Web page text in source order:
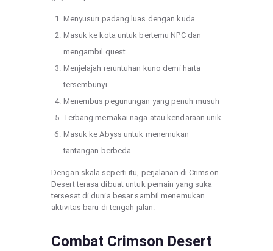
Menyusuri padang luas dengan kuda
Masuk ke kota untuk bertemu NPC dan
mengambil quest
Menjelajah reruntuhan kuno demi harta
tersembunyi
Menembus pegunungan yang penuh musuh
Terbang memakai naga atau kendaraan unik
Masuk ke Abyss untuk menemukan
tantangan berbeda
Dengan skala seperti itu, perjalanan di Crimson
Desert terasa dibuat untuk pemain yang suka
tersesat di dunia besar sambil menemukan
aktivitas baru di tengah jalan.
Combat Crimson Desert